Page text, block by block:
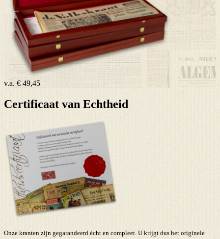
v.a. € 49,45
Certificaat van Echtheid
Onze kranten zijn gegarandeerd écht en compleet. U krijgt dus het originele